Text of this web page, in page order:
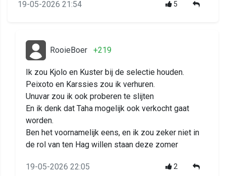
19-05-2026 21:54 5
RooieBoer +219
Ik zou Kjolo en Kuster bij de selectie houden.
Peixoto en Karssies zou ik verhuren.
Unuvar zou ik ook proberen te slijten
En ik denk dat Taha mogelijk ook verkocht gaat
worden.
Ben het voornamelijk eens, en ik zou zeker niet in
de rol van ten Hag willen staan deze zomer
19-05-2026 22:05 2